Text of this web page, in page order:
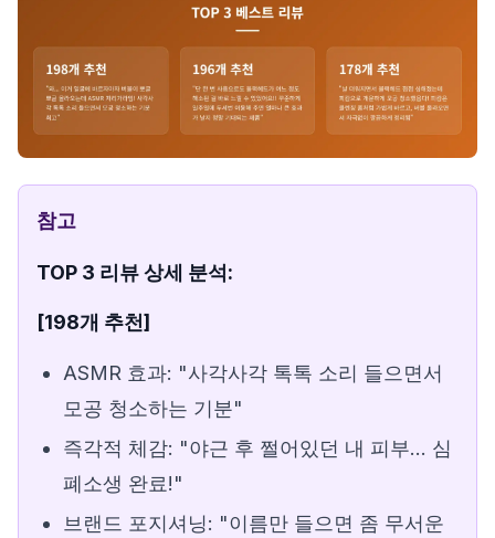
참고
TOP 3 리뷰 상세 분석:
[198개 추천]
ASMR 효과: "사각사각 톡톡 소리 들으면서
모공 청소하는 기분"
즉각적 체감: "야근 후 쩔어있던 내 피부... 심
폐소생 완료!"
브랜드 포지셔닝: "이름만 들으면 좀 무서운